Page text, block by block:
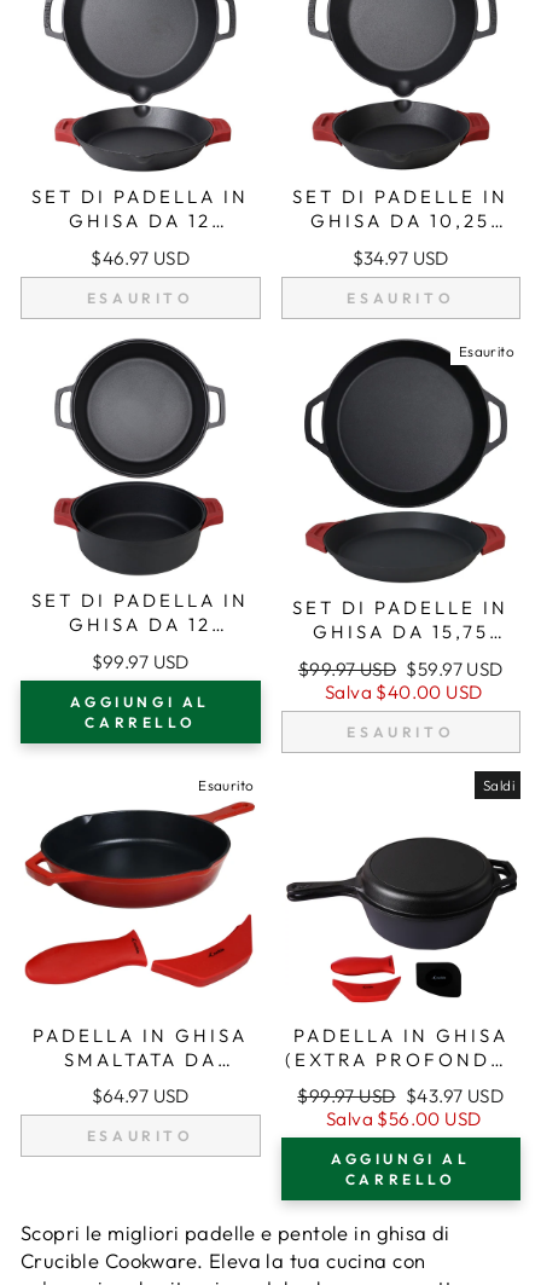
SET DI PADELLA IN
GHISA DA 12
CON MANICI A
DOPPIO ANELLO,
PADELLA PER
FRIGGERE, PRESINE
IN SILICONE
$46.97 USD
ESAURITO
SET DI PADELLE IN
GHISA DA 10,25
MANICI A DOPPIO
ANELLO, PADELLA,
PRESINE IN
SILICONE
$34.97 USD
ESAURITO
SET DI PADELLA IN
GHISA DA 12
POLLICI/30 CM
(EXTRA PROFONDO)
CON MANICI AD
ANELLO DOPPIO,
PADELLA PER
IN SILICONE
$99.97 USD
AGGIUNGI AL
CARRELLO
Esaurito
SET DI PADELLE IN
GHISA DA 15,75
POLLICI (40 CM)
CON MANICI A
DOPPIO ANELLO,
PADELLA, PRESINE
IN SILICONE
Prezzo
regolare
$99.97 USD Prezzo
di
vendita
$59.97 USD
Salva $40.00 USD
ESAURITO
Esaurito
PADELLA IN GHISA
SMALTATA DA
10,25"/26 CM,
PADELLA PER
FRIGGERE + 2
COPERTURE PER
$64.97 USD
ESAURITO
Saldi
PADELLA IN GHISA
(EXTRA PROFONDA)
- 10,25 POLLICI (26
CM) CON
COPERCHIO PER
PADELLA, PADELLE
+ COPRI MANICO IN
SILICONE -
PENTOLE SICURE
PER FORNO - USO
INTERNO/ESTERNO
Prezzo
regolare
$99.97 USD Prezzo
di
vendita
$43.97 USD
Salva $56.00 USD
AGGIUNGI AL
CARRELLO
Scopri le migliori padelle e pentole in ghisa di
Crucible Cookware. Eleva la tua cucina con